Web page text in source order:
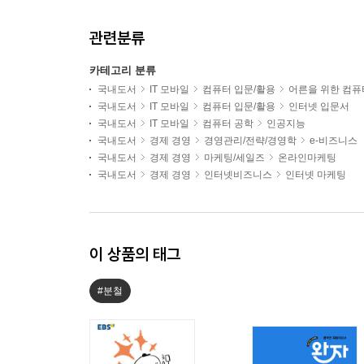
관련분류
카테고리 분류
국내도서 IT 모바일 컴퓨터 입문/활용
어른을 위한 컴퓨
국내도서
IT 모바일 컴퓨터 입문/활용
인터넷 입문서
국내도서
IT 모바일 컴퓨터 공학
인공지능
국내도서
경제 경영 경영관리/전략/경영학
e-비즈니스
국내도서
경제 경영 마케팅/세일즈
온라인마케팅
국내도서
경제 경영 인터넷비즈니스 인터넷 마케팅
이 상품의 태그
#분철